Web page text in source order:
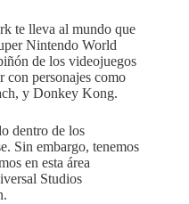
te lleva al mundo que
Nintendo World
de los videojuegos
con personajes como
y Donkey Kong.
dentro de los
Sin embargo, tenemos
en esta área
Studios